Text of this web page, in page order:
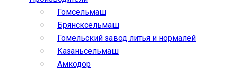
Гомсельмаш
Брянсксельмаш
Гомельский завод литья и нормалей
Казаньсельмаш
Амкодор